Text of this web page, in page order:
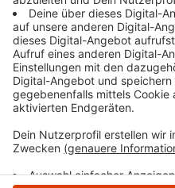
Anzeige
Anzeige